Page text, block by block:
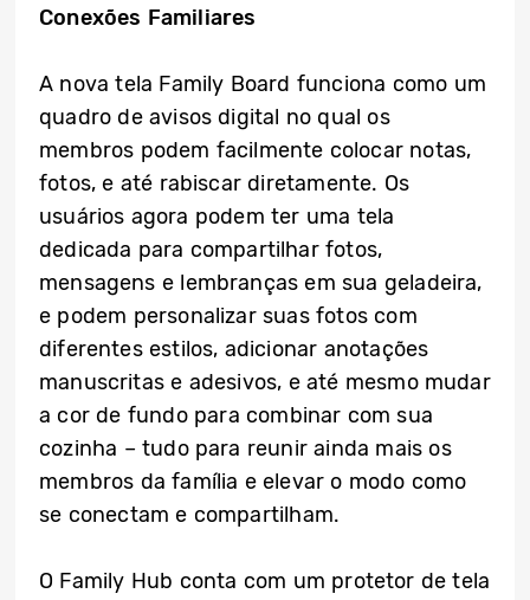
Conexões Familiares
A nova tela Family Board funciona como um
quadro de avisos digital no qual os
membros podem facilmente colocar notas,
fotos, e até rabiscar diretamente. Os
usuários agora podem ter uma tela
dedicada para compartilhar fotos,
mensagens e lembranças em sua geladeira,
e podem personalizar suas fotos com
diferentes estilos, adicionar anotações
manuscritas e adesivos, e até mesmo mudar
a cor de fundo para combinar com sua
cozinha – tudo para reunir ainda mais os
membros da família e elevar o modo como
se conectam e compartilham.
O Family Hub conta com um protetor de tela